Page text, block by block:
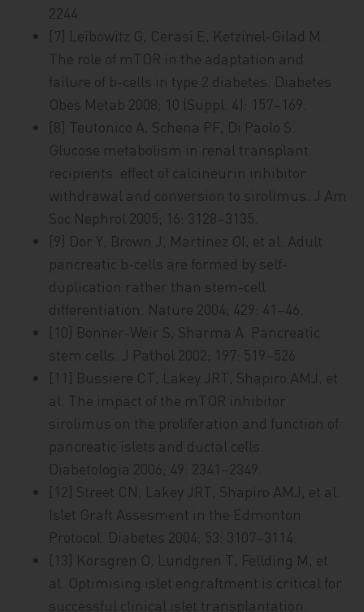
2244.
[7] Leibowitz G, Cerasi E, Ketzinel-Gilad M.
The role of mTOR in the adaptation and
failure of b-cells in type 2 diabetes. Diabetes
Obes Metab 2008; 10 (Suppl. 4): 157–169.
[8] Teutonico A, Schena PF, Di Paolo S.
Glucose metabolism in renal transplant
recipients: effect of calcineurin inhibitor
withdrawal and conversion to sirolimus. J Am
Soc Nephrol 2005; 16: 3128–3135.
[9] Dor Y, Brown J, Martinez OI, et al. Adult
pancreatic b-cells are formed by self-
duplication rather than stem-cell
differentiation. Nature 2004; 429: 41–46.
[10] Bonner-Weir S, Sharma A. Pancreatic
stem cells. J Pathol 2002; 197: 519–526.
[11] Bussiere CT, Lakey JRT, Shapiro AMJ, et
al. The impact of the mTOR inhibitor
sirolimus on the proliferation and function of
pancreatic islets and ductal cells.
Diabetologia 2006; 49: 2341–2349.
[12] Street CN, Lakey JRT, Shapiro AMJ, et al.
Islet Graft Assesment in the Edmonton
Protocol. Diabetes 2004; 53: 3107–3114.
[13] Korsgren O, Lundgren T, Fellding M, et
al. Optimising islet engraftment is critical for
successful clinical islet transplantation.